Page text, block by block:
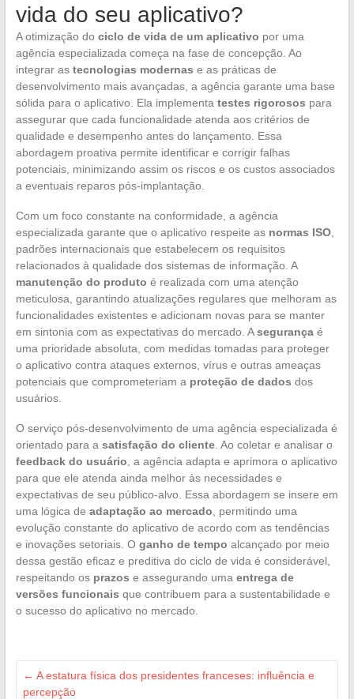
vida do seu aplicativo?
A otimização do ciclo de vida de um aplicativo por uma
agência especializada começa na fase de concepção. Ao
integrar as tecnologias modernas e as práticas de
desenvolvimento mais avançadas, a agência garante uma base
sólida para o aplicativo. Ela implementa testes rigorosos para
assegurar que cada funcionalidade atenda aos critérios de
qualidade e desempenho antes do lançamento. Essa
abordagem proativa permite identificar e corrigir falhas
potenciais, minimizando assim os riscos e os custos associados
a eventuais reparos pós-implantação.
Com um foco constante na conformidade, a agência
especializada garante que o aplicativo respeite as normas ISO,
padrões internacionais que estabelecem os requisitos
relacionados à qualidade dos sistemas de informação. A
manutenção do produto é realizada com uma atenção
meticulosa, garantindo atualizações regulares que melhoram as
funcionalidades existentes e adicionam novas para se manter
em sintonia com as expectativas do mercado. Asegurançaé
uma prioridade absoluta, com medidas tomadas para proteger
o aplicativo contra ataques externos, vírus e outras ameaças
potenciais que comprometeriam a proteção de dados dos
usuários.
O serviço pós-desenvolvimento de uma agência especializada é
orientado para a satisfação do cliente. Ao coletar e analisar o
feedback do usuário , a agência adapta e aprimora o aplicativo
para que ele atenda ainda melhor às necessidades e
expectativas de seu público-alvo. Essa abordagem se insere em
uma lógica de adaptação ao mercado , permitindo uma
evolução constante do aplicativo de acordo com as tendências
e inovações setoriais. O ganho de tempo alcançado por meio
dessa gestão eficaz e preditiva do ciclo de vida é considerável,
respeitando os prazos e assegurando uma entrega de
versões funcionais que contribuem para a sustentabilidade e
o sucesso do aplicativo no mercado.
← A estatura física dos presidentes franceses: influência e
percepção